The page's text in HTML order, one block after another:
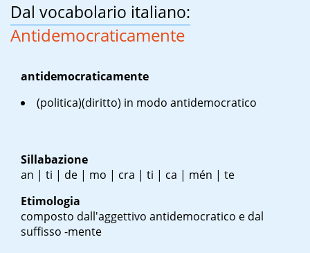
Dal vocabolario italiano:
Antidemocraticamente
antidemocraticamente
(politica)(diritto) in modo antidemocratico
Sillabazione
an | ti | de | mo | cra | ti | ca | mén | te
Etimologia
composto dall'aggettivo antidemocratico e dal
suffisso -mente